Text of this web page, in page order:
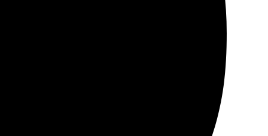
на почту. Ждала чуть больше обещанного срока,
близких! Рекомендую.
На сайте легко нашла нужный раздел, все шаги
Однозначно вернусь снова.